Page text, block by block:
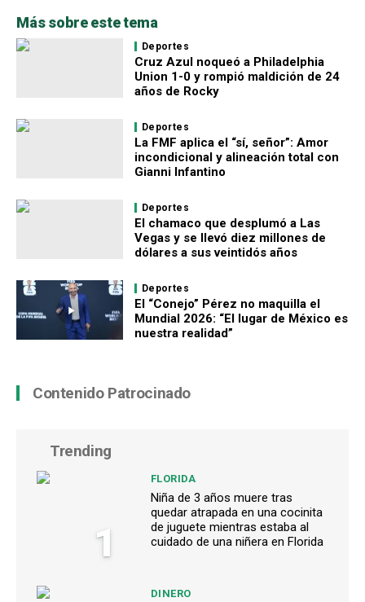
Más sobre este tema
Deportes
Cruz Azul noqueó a Philadelphia
Union 1-0 y rompió maldición de 24
años de Rocky
Deportes
La FMF aplica el “sí, señor”: Amor
incondicional y alineación total con
Gianni Infantino
Deportes
El chamaco que desplumó a Las
Vegas y se llevó diez millones de
dólares a sus veintidós años
Deportes
El “Conejo” Pérez no maquilla el
Mundial 2026: “El lugar de México es
nuestra realidad”
Contenido Patrocinado
Trending
1
FLORIDA
Niña de 3 años muere tras
quedar atrapada en una cocinita
de juguete mientras estaba al
cuidado de una niñera en Florida
DINERO